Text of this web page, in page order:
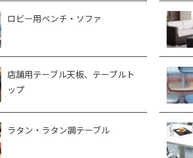
ロビー用ベンチ・ソファ
店舗用テーブル天板、テーブルト
ップ
ラタン・ラタン調テーブル